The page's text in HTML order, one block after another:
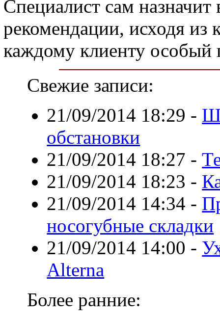
Специалист сам
рекомендации, исходя из
каждому клиенту особый
Свежие записи:
21/09/2014 18:29 -
обстановки
21/09/2014 18:27 -
21/09/2014 18:23 -
21/09/2014 14:34 -
носогубные складки
21/09/2014 14:00 -
Alterna
Более ранние: